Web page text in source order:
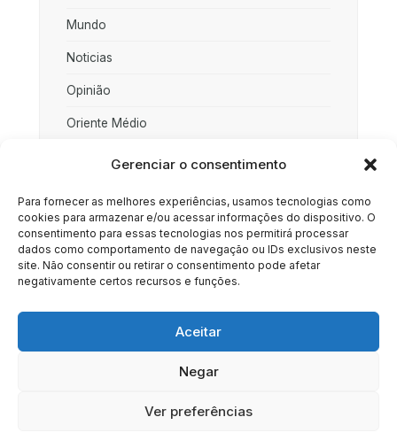
Gerenciar o consentimento
Para fornecer as melhores experiências, usamos tecnologias como
cookies para armazenar e/ou acessar informações do dispositivo. O
consentimento para essas tecnologias nos permitirá processar
dados como comportamento de navegação ou IDs exclusivos neste
site. Não consentir ou retirar o consentimento pode afetar
negativamente certos recursos e funções.
Aceitar
Negar
Ver preferências
Mundo
Noticias
Opinião
Oriente Médio
Rússia
Sociedade
Uncategorized
SOBRE BRASIL